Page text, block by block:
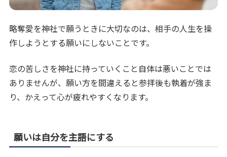
略奪愛を神社で願うときに大切なのは、相手の人生を操
作しようとする願いにしないことです。
恋の苦しさを神社に持っていくこと自体は悪いことでは
ありませんが、願い方を間違えると参拝後も執着が強ま
り、かえって心が疲れやすくなります。
願いは自分を主語にする